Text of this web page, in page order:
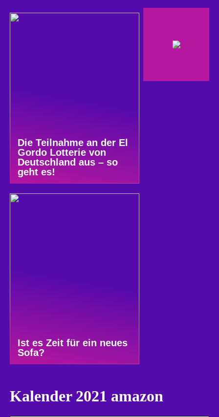
Die Teilnahme an der El
Gordo Lotterie von
Deutschland aus – so
geht es!
Ist es Zeit für ein neues
Sofa?
Kalender 2021 amazon